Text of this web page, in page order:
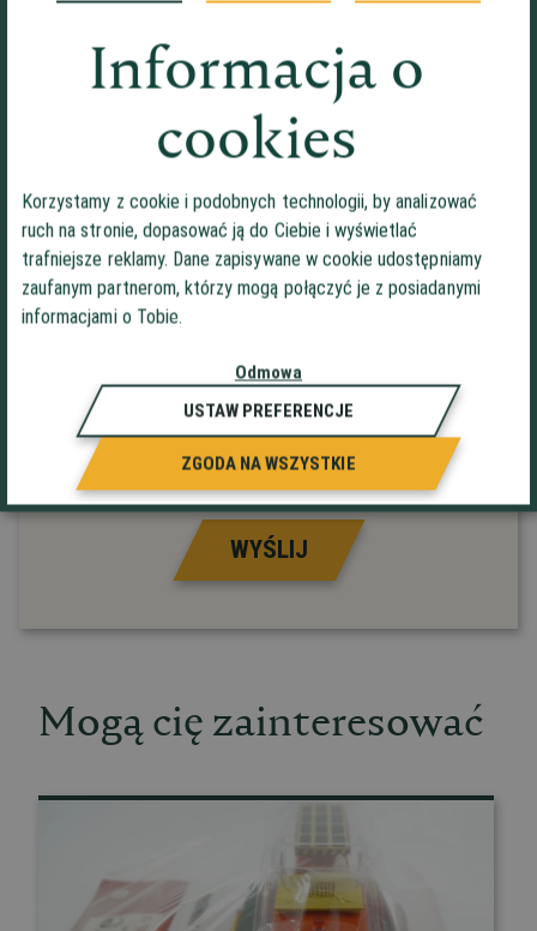
Informacja o
cookies
Korzystamy z cookie i podobnych technologii, by analizować
ruch na stronie, dopasować ją do Ciebie i wyświetlać
trafniejsze reklamy. Dane zapisywane w cookie udostępniamy
zaufanym partnerom, którzy mogą połączyć je z posiadanymi
informacjami o Tobie.
Odmowa
USTAW PREFERENCJE
ZGODA NA WSZYSTKIE
danych jest Auto-Welt Sp. z o.o. w Łasku, ul.
Kosynierów 3/19, 98-100 Łask. Więcej informacji
o przetwarzaniu danych osobowych znajduje się
w Polityce prywatności.
Zapoznaem się i akceptuję Politykę prywatnościi
Regulaminsklepu Auto-Welt.info*
WYŚLIJ
Mogą cię zainteresować